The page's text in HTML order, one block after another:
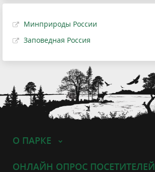
Минприроды России
Заповедная Россия
О ПАРКЕ
ОНЛАЙН ОПРОС ПОСЕТИТЕЛЕЙ